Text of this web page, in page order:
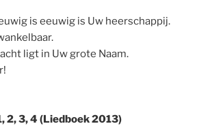
is eeuwig is Uw heerschappij.
ligt in Uw grote Naam.
2, 3, 4 (Liedboek 2013)